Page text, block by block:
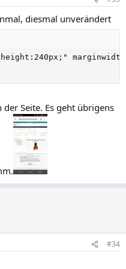
diesmal unverändert
Seite. Es geht übrigens
#34